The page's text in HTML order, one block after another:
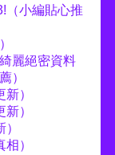
（小編貼心推
麗絕密資料
）
）
）
）